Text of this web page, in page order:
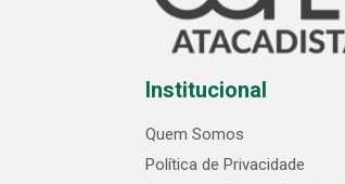
Institucional
Quem Somos
Política de Privacidade